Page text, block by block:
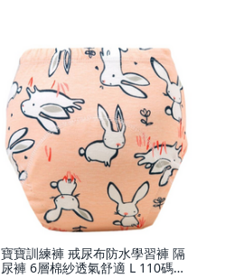
寶寶訓練褲 戒尿布防水學習褲 隔
尿褲 6層棉紗透氣舒適 L 110碼